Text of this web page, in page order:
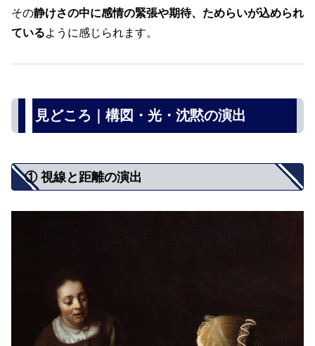
その静けさの中に感情の緊張や期待、ためらいが込められ
ているように感じられます。
見どころ｜構図・光・沈黙の演出
① 視線と距離の演出